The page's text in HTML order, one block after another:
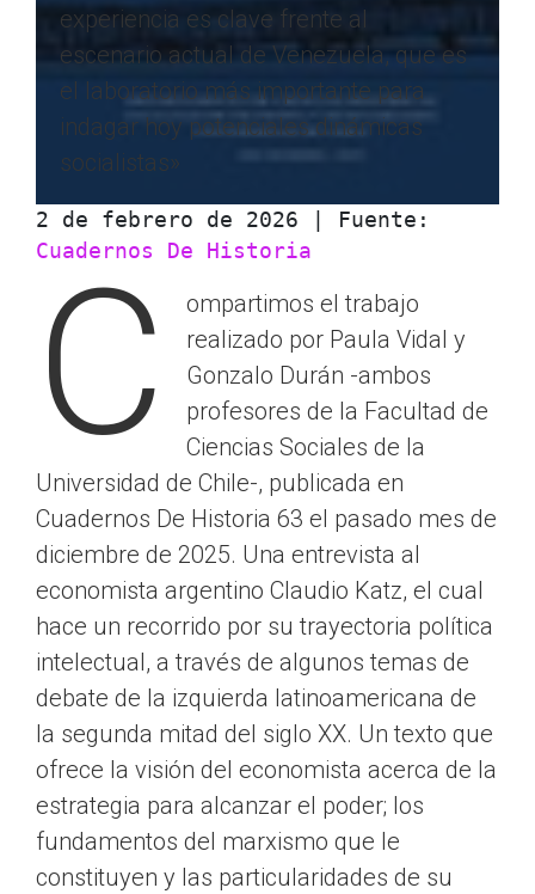
experiencia es clave frente al
escenario actual de Venezuela, que es
el laboratorio más importante para
indagar hoy potenciales dinámicas
socialistas»
Cuadernos De Historia
C
ompartimos el trabajo
realizado por Paula Vidal y
Gonzalo Durán -ambos
profesores de la Facultad de
Ciencias Sociales de la
Universidad de Chile-, publicada en
Cuadernos De Historia 63 el pasado mes de
diciembre de 2025. Una entrevista al
economista argentino Claudio Katz, el cual
hace un recorrido por su trayectoria política
intelectual, a través de algunos temas de
debate de la izquierda latinoamericana de
la segunda mitad del siglo XX. Un texto que
ofrece la visión del economista acerca de la
estrategia para alcanzar el poder; los
fundamentos del marxismo que le
constituyen y las particularidades de su